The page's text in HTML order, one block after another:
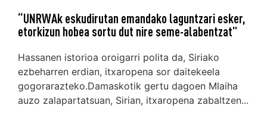
“UNRWAk eskudirutan emandako laguntzari esker,
etorkizun hobea sortu dut nire seme-alabentzat”
Hassanen istorioa oroigarri polita da, Siriako
ezbeharren erdian, itxaropena sor daitekeela
gogorarazteko.Damaskotik gertu dagoen Mlaiha
auzo zalapartatsuan, Sirian, itxaropena zabaltzen...